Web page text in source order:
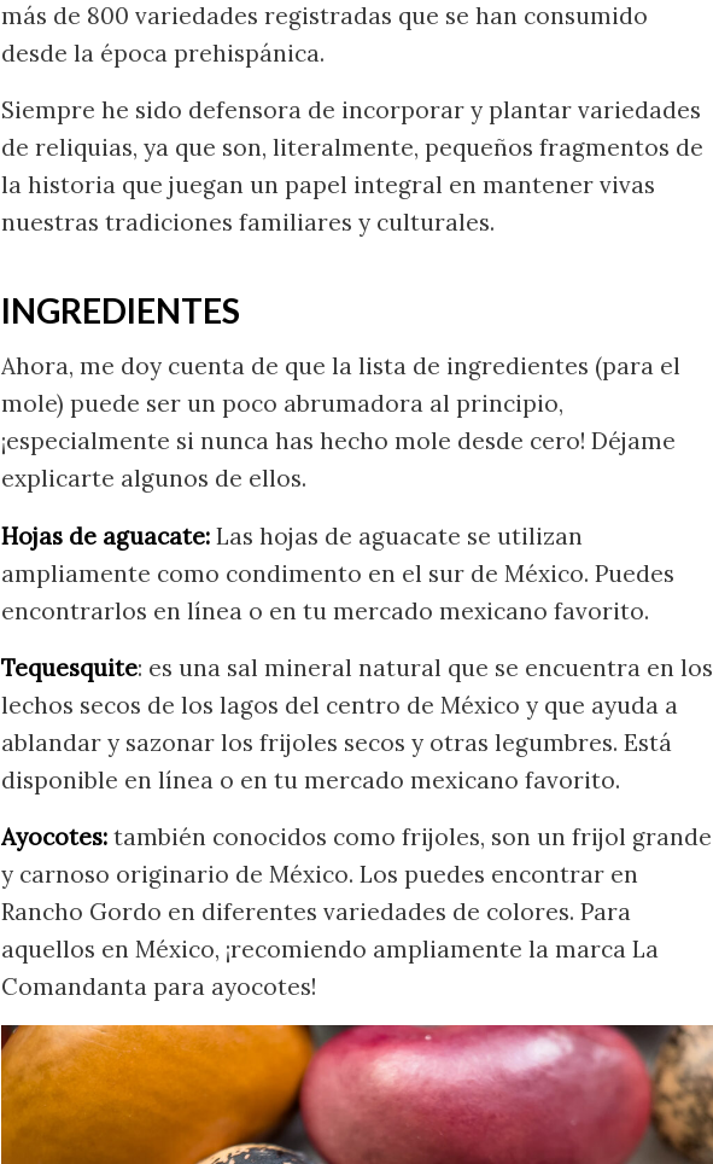
más de 800 variedades registradas que se han consumido
desde la época prehispánica.
Siempre he sido defensora de incorporar y plantar variedades
de reliquias, ya que son, literalmente, pequeños fragmentos de
la historia que juegan un papel integral en mantener vivas
nuestras tradiciones familiares y culturales.
INGREDIENTES
Ahora, me doy cuenta de que la lista de ingredientes (para el
mole) puede ser un poco abrumadora al principio,
¡especialmente si nunca has hecho mole desde cero! Déjame
explicarte algunos de ellos.
Hojas de aguacate: Las hojas de aguacate se utilizan
ampliamente como condimento en el sur de México. Puedes
encontrarlos en línea o en tu mercado mexicano favorito.
Tequesquite: es una sal mineral natural que se encuentra en los
lechos secos de los lagos del centro de México y que ayuda a
ablandar y sazonar los frijoles secos y otras legumbres. Está
disponible en línea o en tu mercado mexicano favorito.
Ayocotes: también conocidos como frijoles, son un frijol grande
y carnoso originario de México. Los puedes encontrar en
Rancho Gordo en diferentes variedades de colores. Para
aquellos en México, ¡recomiendo ampliamente la marca La
Comandanta para ayocotes!